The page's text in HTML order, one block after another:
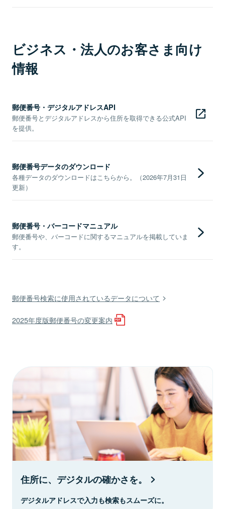
ビジネス・法人のお客さま向け
情報
郵便番号・デジタルアドレスAPI
郵便番号とデジタルアドレスから住所を取得できる公式API
を提供。
郵便番号データのダウンロード
各種データのダウンロードはこちらから。（2026年7月31日
更新）
郵便番号・バーコードマニュアル
郵便番号や、バーコードに関するマニュアルを掲載していま
す。
郵便番号検索に使用されているデータについて
2025年度版郵便番号の変更案内
住所に、デジタルの確かさを。
デジタルアドレスで入力も検索もスムーズに。